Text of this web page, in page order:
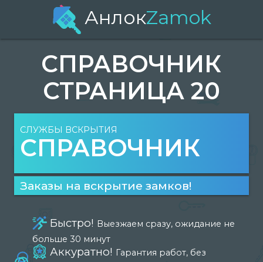
АнлокZamok
СПРАВОЧНИК
СТРАНИЦА 20
СЛУЖБЫ ВСКРЫТИЯ
СПРАВОЧНИК
Заказы на вскрытие замков!
Быстро! Выезжаем сразу, ожидание не
больше 30 минут
Аккуратно! Гарантия работ, без